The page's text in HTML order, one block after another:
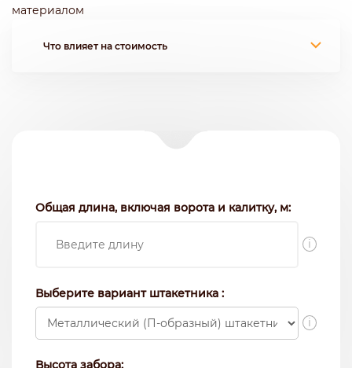
материалом
Что влияет на стоимость
Общая длина, включая ворота и калитку, м:
i
Выберите вариант штакетника :
i
Высота забора: